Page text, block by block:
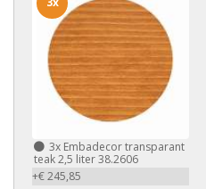
3x Embadecor transparant
teak 2,5 liter 38.2606
+€ 245,85